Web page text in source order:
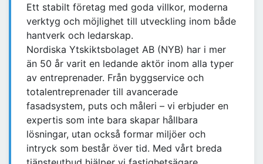
Ett stabilt företag med goda villkor, moderna
verktyg och möjlighet till utveckling inom både
hantverk och ledarskap.
Nordiska Ytskiktsbolaget AB (NYB) har i mer
än 50 år varit en ledande aktör inom alla typer
av entreprenader. Från byggservice och
totalentreprenader till avancerade
fasadsystem, puts och måleri – vi erbjuder en
expertis som inte bara skapar hållbara
lösningar, utan också formar miljöer och
intryck som består över tid. Med vårt breda